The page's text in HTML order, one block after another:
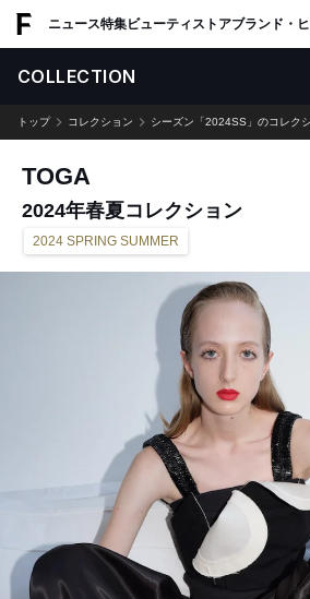
ニュース特集ビューティ ストアブランド・
COLLECTION
トップ コレクション シーズン「2024SS」のコレク
TOGA
2024年春夏コレクション
2024 SPRING SUMMER